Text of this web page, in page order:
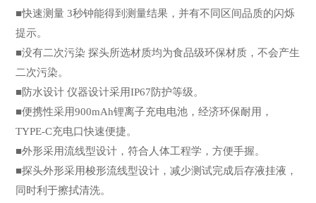
■快速测量 3秒钟能得到测量结果，并有不同区间品质的闪烁
提示。
■没有二次污染 探头所选材质均为食品级环保材质，不会产生
二次污染。
■防水设计 仪器设计采用IP67防护等级。
■便携性采用900mAh锂离子充电电池，经济环保耐用，
TYPE-C充电口快速便捷。
■外形采用流线型设计，符合人体工程学，方便手握。
■探头外形采用梭形流线型设计，减少测试完成后存液挂液，
同时利于擦拭清洗。